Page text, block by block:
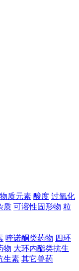
质元素 酸度 过氧化
质 可溶性固形物 粒
喹诺酮类药物 四环
物 大环内酯类抗生
生素 其它兽药